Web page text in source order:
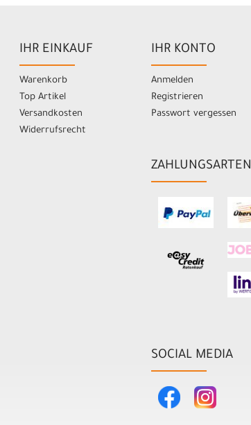
IHR EINKAUF
Warenkorb
Top Artikel
Versandkosten
Widerrufsrecht
IHR KONTO
Anmelden
Registrieren
Passwort vergessen
ZAHLUNGSARTEN
SOCIAL MEDIA